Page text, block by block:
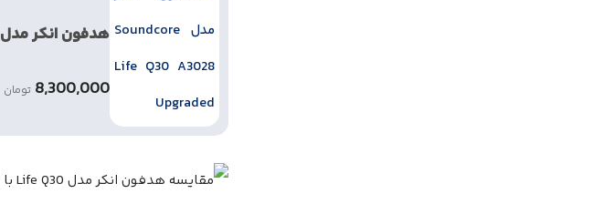
هدفون انکر مدل Soundcore Life Q30 A3028 Upgraded
8,300,000 تومان